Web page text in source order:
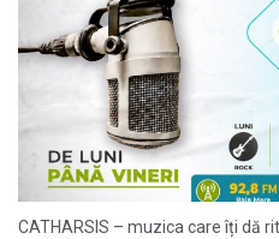
CATHARSIS – muzica care îți dă